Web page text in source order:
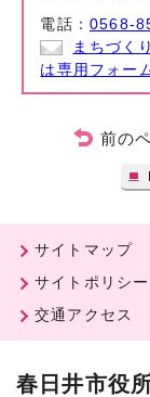
電話：0568-
まちづく
は専用フォー
前の
サイトマップ
サイトポリシー
交通アクセス
春日井市役